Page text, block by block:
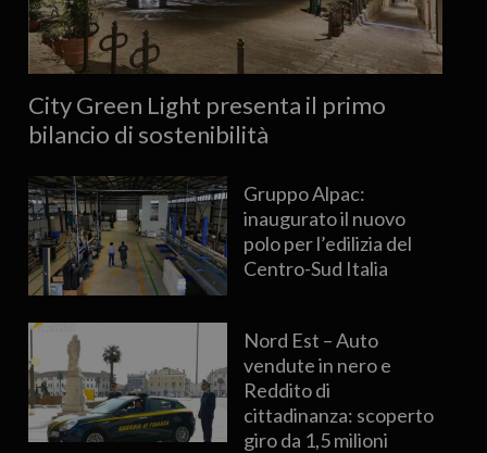
City Green Light presenta il primo
bilancio di sostenibilità
Gruppo Alpac:
inaugurato il nuovo
polo per l’edilizia del
Centro-Sud Italia
Nord Est – Auto
vendute in nero e
Reddito di
cittadinanza: scoperto
giro da 1,5 milioni